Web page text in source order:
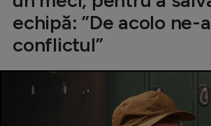
SuperLiga
Liga 2
Echipa Națională
echipă: ”De acolo ne-
conflictul”